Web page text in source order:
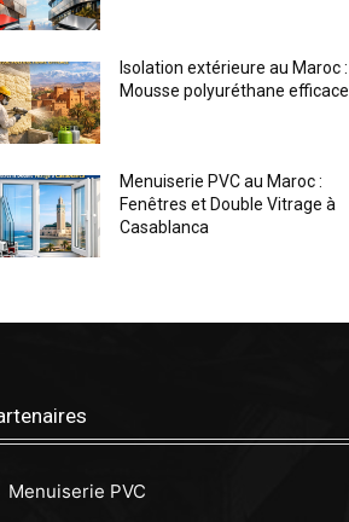
Isolation extérieure au Maroc :
Mousse polyuréthane efficace
Menuiserie PVC au Maroc :
Fenêtres et Double Vitrage à
Casablanca
Menuiserie PVC